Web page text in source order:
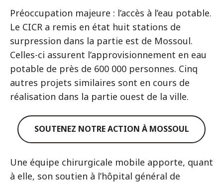
Préoccupation majeure : l’accès à l’eau potable.
Le CICR a remis en état huit stations de
surpression dans la partie est de Mossoul.
Celles-ci assurent l’approvisionnement en eau
potable de près de 600 000 personnes. Cinq
autres projets similaires sont en cours de
réalisation dans la partie ouest de la ville.
SOUTENEZ NOTRE ACTION À MOSSOUL
Une équipe chirurgicale mobile apporte, quant
à elle, son soutien à l’hôpital général de